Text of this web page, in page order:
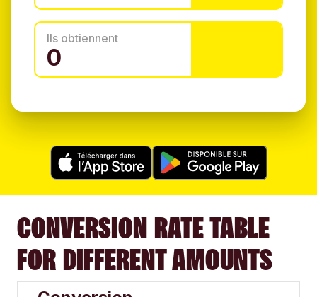
Ils obtiennent
CONVERSION RATE TABLE
FOR DIFFERENT AMOUNTS